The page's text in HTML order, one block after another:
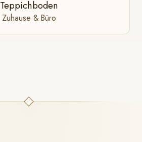
Teppichboden
Zuhause & Büro